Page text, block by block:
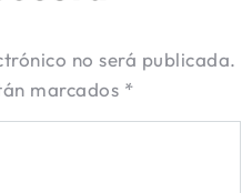
no será publicada.
marcados *